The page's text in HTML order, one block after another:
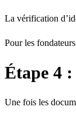
La vérification
Pour les
Étape 4
Une fois les